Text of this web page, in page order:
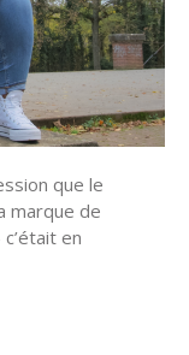
que le
marque de
en